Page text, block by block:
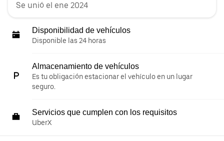
Se unió el ene 2024
Disponibilidad de vehículos
Disponible las 24 horas
Almacenamiento de vehículos
Es tu obligación estacionar el vehículo en un lugar
seguro.
Servicios que cumplen con los requisitos
UberX